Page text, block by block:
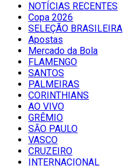
NOTÍCIAS RECENTES
Copa 2026
SELEÇÃO BRASILEIRA
Apostas
Mercado da Bola
FLAMENGO
SANTOS
PALMEIRAS
CORINTHIANS
AO VIVO
GRÊMIO
SĀO PAULO
VASCO
CRUZEIRO
INTERNACIONAL